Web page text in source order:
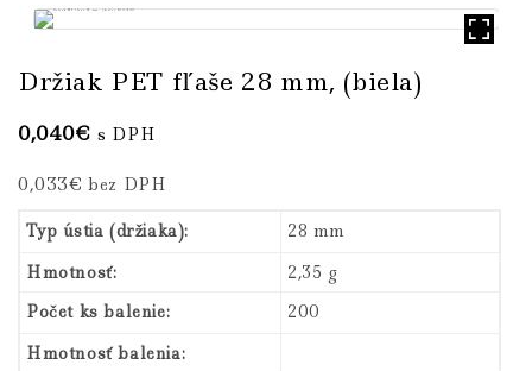
Držiak PET fľaše 28 mm, (biela)
0,040€ s DPH
0,033€ bez DPH
Typ ústia (držiaka):
28 mm
Hmotnosť:
2,35 g
Počet ks balenie:
200
Hmotnosť balenia: